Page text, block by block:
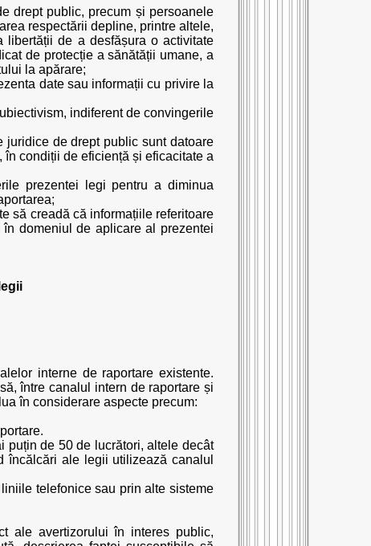
drept public, precum și persoanele
respectării depline, printre altele,
libertății de a desfășura o activitate
de protecție a sănătății umane, a
la apărare;
date sau informații cu privire la
indiferent de convingerile
de drept public sunt datoare
condiții de eficiență și eficacitate a
prezentei legi pentru a diminua
să creadă că informațiile referitoare
domeniul de aplicare al prezentei
interne de raportare existente.
între canalul intern de raportare și
în considerare aspecte precum:
puțin de 50 de lucrători, altele decât
încălcări ale legii utilizează canalul
telefonice sau prin alte sisteme
ale avertizorului în interes public,